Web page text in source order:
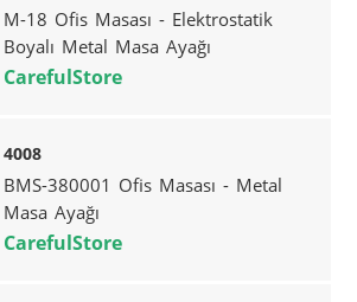
M-18 Ofis Masası - Elektrostatik
Boyalı Metal Masa Ayağı
CarefulStore
4008
BMS-380001 Ofis Masası - Metal
Masa Ayağı
CarefulStore